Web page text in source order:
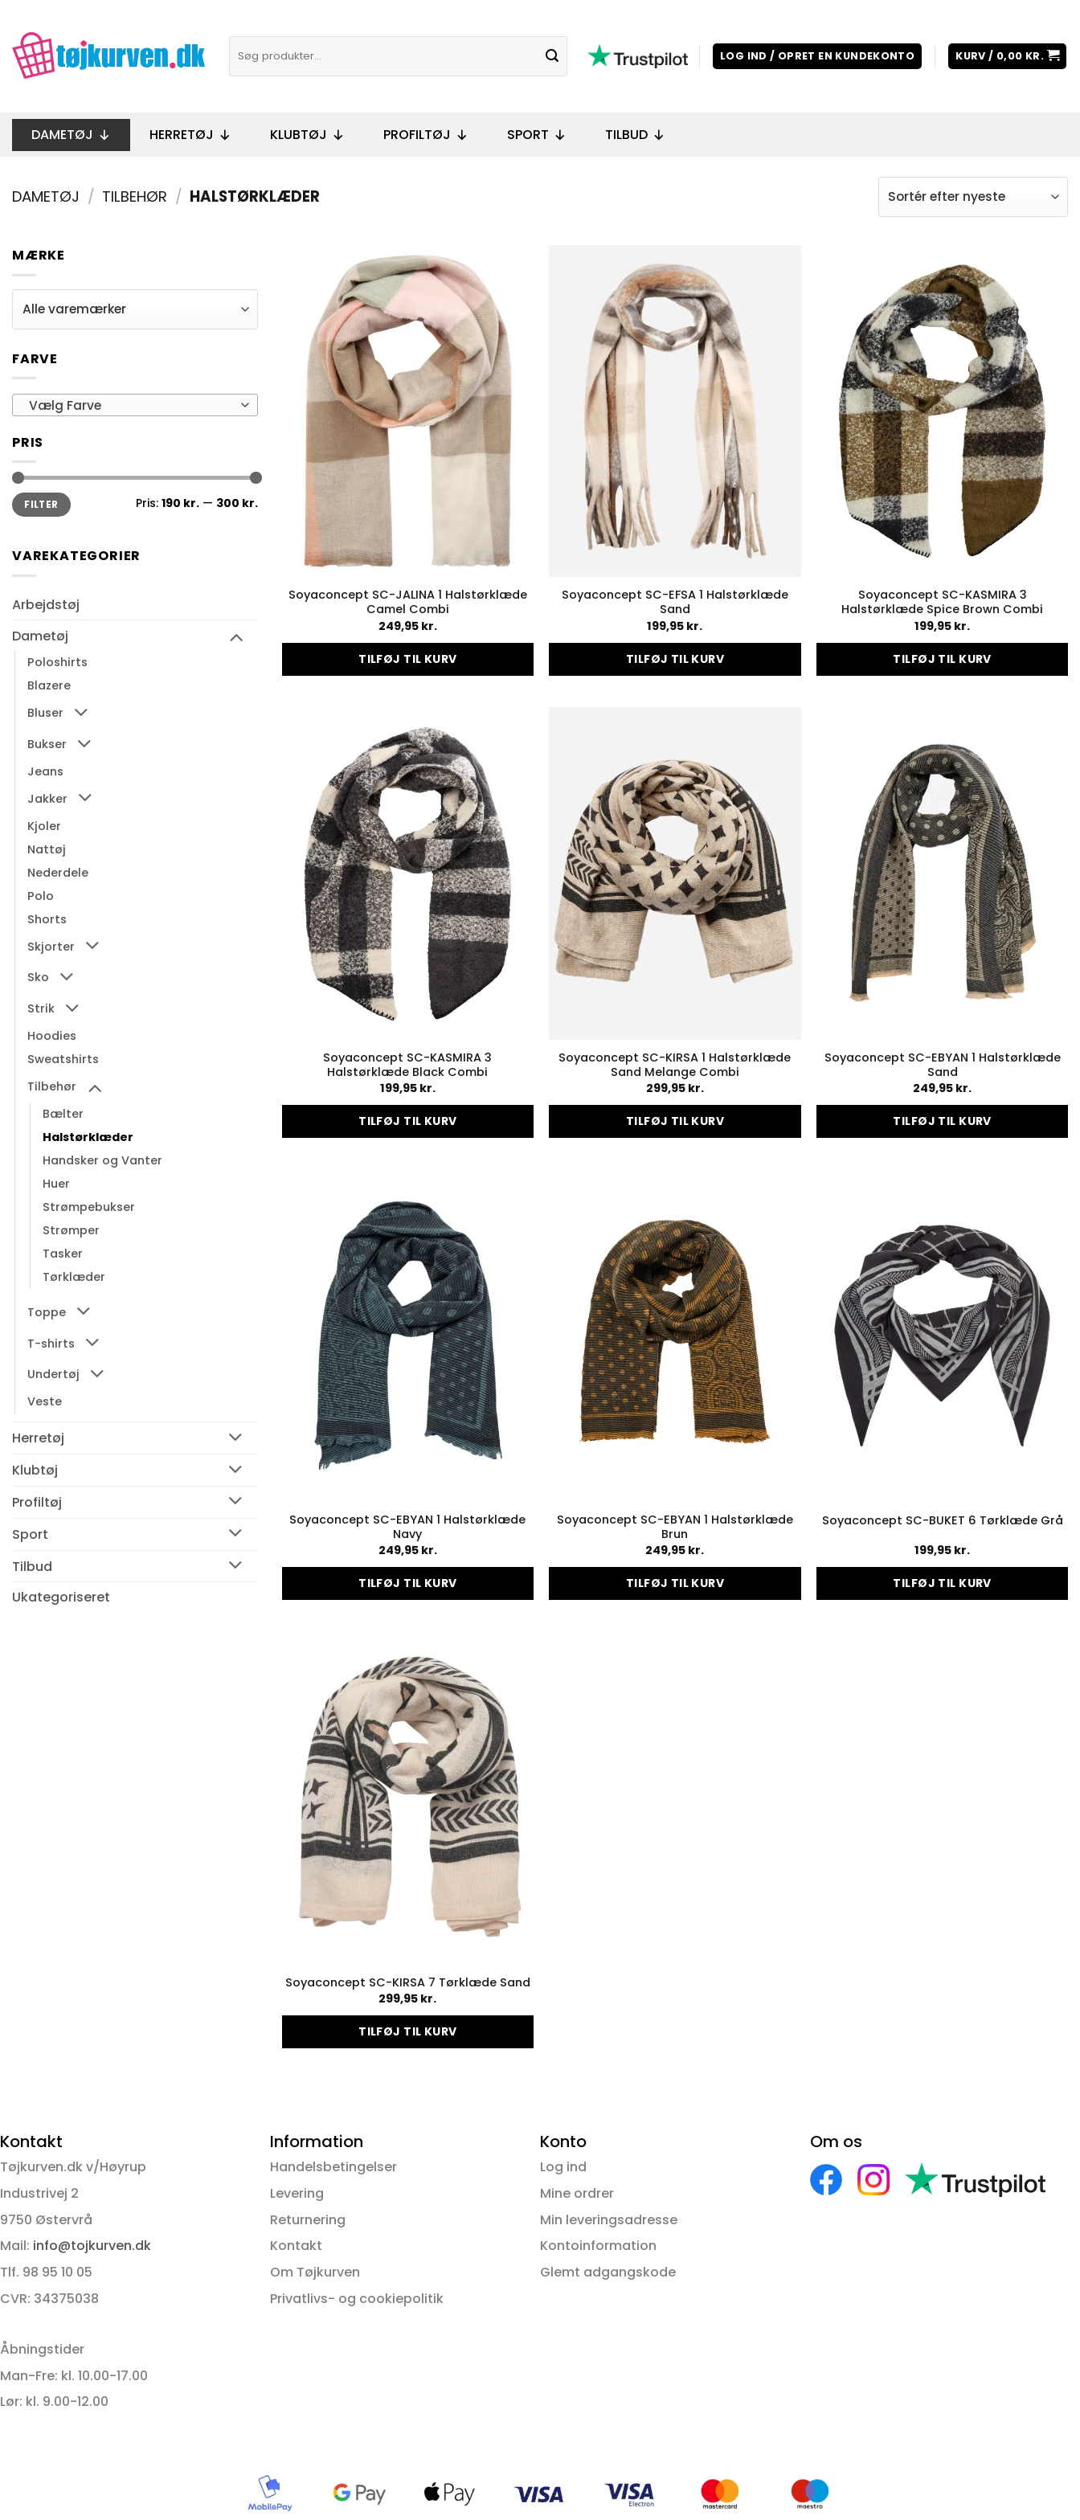
indhold
efter:
LOG IND / OPRET EN KUNDEKONTO KURV / 0,00 KR.
DAMETØJ HERRETØJ KLUBTØJ PROFILTØJ SPORT TILBUD
DAMETØJ / TILBEHØR / HALSTØRKLÆDER
MÆRKE
FARVE
Vælg Farve
PRIS
Mindste
pris
Højeste
prisFILTER Pris: 190 kr. — 300 kr.
VAREKATEGORIER
Arbejdstøj
Dametøj
Poloshirts
Blazere
Bluser
Bukser
Jeans
Jakker
Kjoler
Nattøj
Nederdele
Polo
Shorts
Skjorter
Sko
Strik
Hoodies
Sweatshirts
Tilbehør
Bælter
Halstørklæder
Handsker og Vanter
Huer
Strømpebukser
Strømper
Tasker
Tørklæder
Toppe
T-shirts
Undertøj
Veste
Herretøj
Klubtøj
Profiltøj
Sport
Tilbud
Ukategoriseret
Soyaconcept SC-JALINA 1 Halstørklæde
Camel Combi
249,95 kr.
TILFØJ TIL KURV
Soyaconcept SC-EFSA 1 Halstørklæde
Sand
199,95 kr.
TILFØJ TIL KURV
Soyaconcept SC-KASMIRA 3
Halstørklæde Spice Brown Combi
199,95 kr.
TILFØJ TIL KURV
Soyaconcept SC-KASMIRA 3
Halstørklæde Black Combi
199,95 kr.
TILFØJ TIL KURV
Soyaconcept SC-KIRSA 1 Halstørklæde
Sand Melange Combi
299,95 kr.
TILFØJ TIL KURV
Soyaconcept SC-EBYAN 1 Halstørklæde
Sand
249,95 kr.
TILFØJ TIL KURV
Soyaconcept SC-EBYAN 1 Halstørklæde
Navy
249,95 kr.
TILFØJ TIL KURV
Soyaconcept SC-EBYAN 1 Halstørklæde
Brun
249,95 kr.
TILFØJ TIL KURV
Soyaconcept SC-BUKET 6 Tørklæde Grå
199,95 kr.
TILFØJ TIL KURV
Soyaconcept SC-KIRSA 7 Tørklæde Sand
299,95 kr.
TILFØJ TIL KURV
Kontakt
Tøjkurven.dk v/Høyrup
Industrivej 2
9750 Østervrå
Mail: info@tojkurven.dk
Tlf. 98 95 10 05
CVR: 34375038
Åbningstider
Man-Fre: kl. 10.00-17.00
Lør: kl. 9.00-12.00
Information
Handelsbetingelser
Levering
Returnering
Kontakt
Om Tøjkurven
Privatlivs- og cookiepolitik
Konto
Log ind
Mine ordrer
Min leveringsadresse
Kontoinformation
Glemt adgangskode
Om os